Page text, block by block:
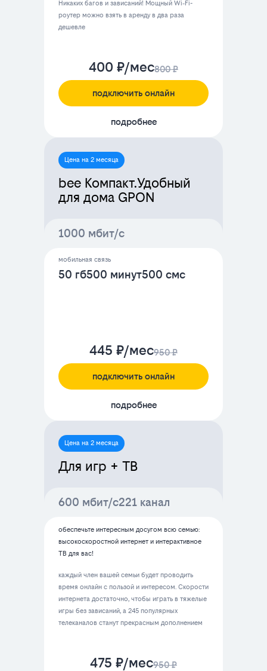
Никаких багов и зависаний! Мощный Wi‑Fi-
роутер можно взять в аренду в два раза
дешевле
400 ₽/мес800 ₽
подключить онлайн
подробнее
Цена на 2 месяца
bee Компакт.Удобный
для дома GPON
1000 мбит/с
мобильная связь
50 гб500 минут500 смс
445 ₽/мес950 ₽
подключить онлайн
подробнее
Цена на 2 месяца
Для игр + ТВ
600 мбит/с221 канал
обеспечьте интересным досугом всю семью:
высокоскоростной интернет и интерактивное
ТВ для вас!
каждый член вашей семьи будет проводить
время онлайн с пользой и интересом. Скорости
интернета достаточно, чтобы играть в тяжелые
игры без зависаний, а 245 популярных
телеканалов станут прекрасным дополнением
475 ₽/мес950 ₽